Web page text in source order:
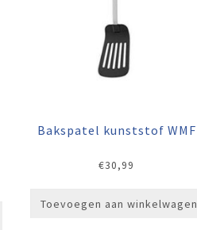
Bakspatel kunststof WMF
€30,99
Toevoegen aan winkelwagen